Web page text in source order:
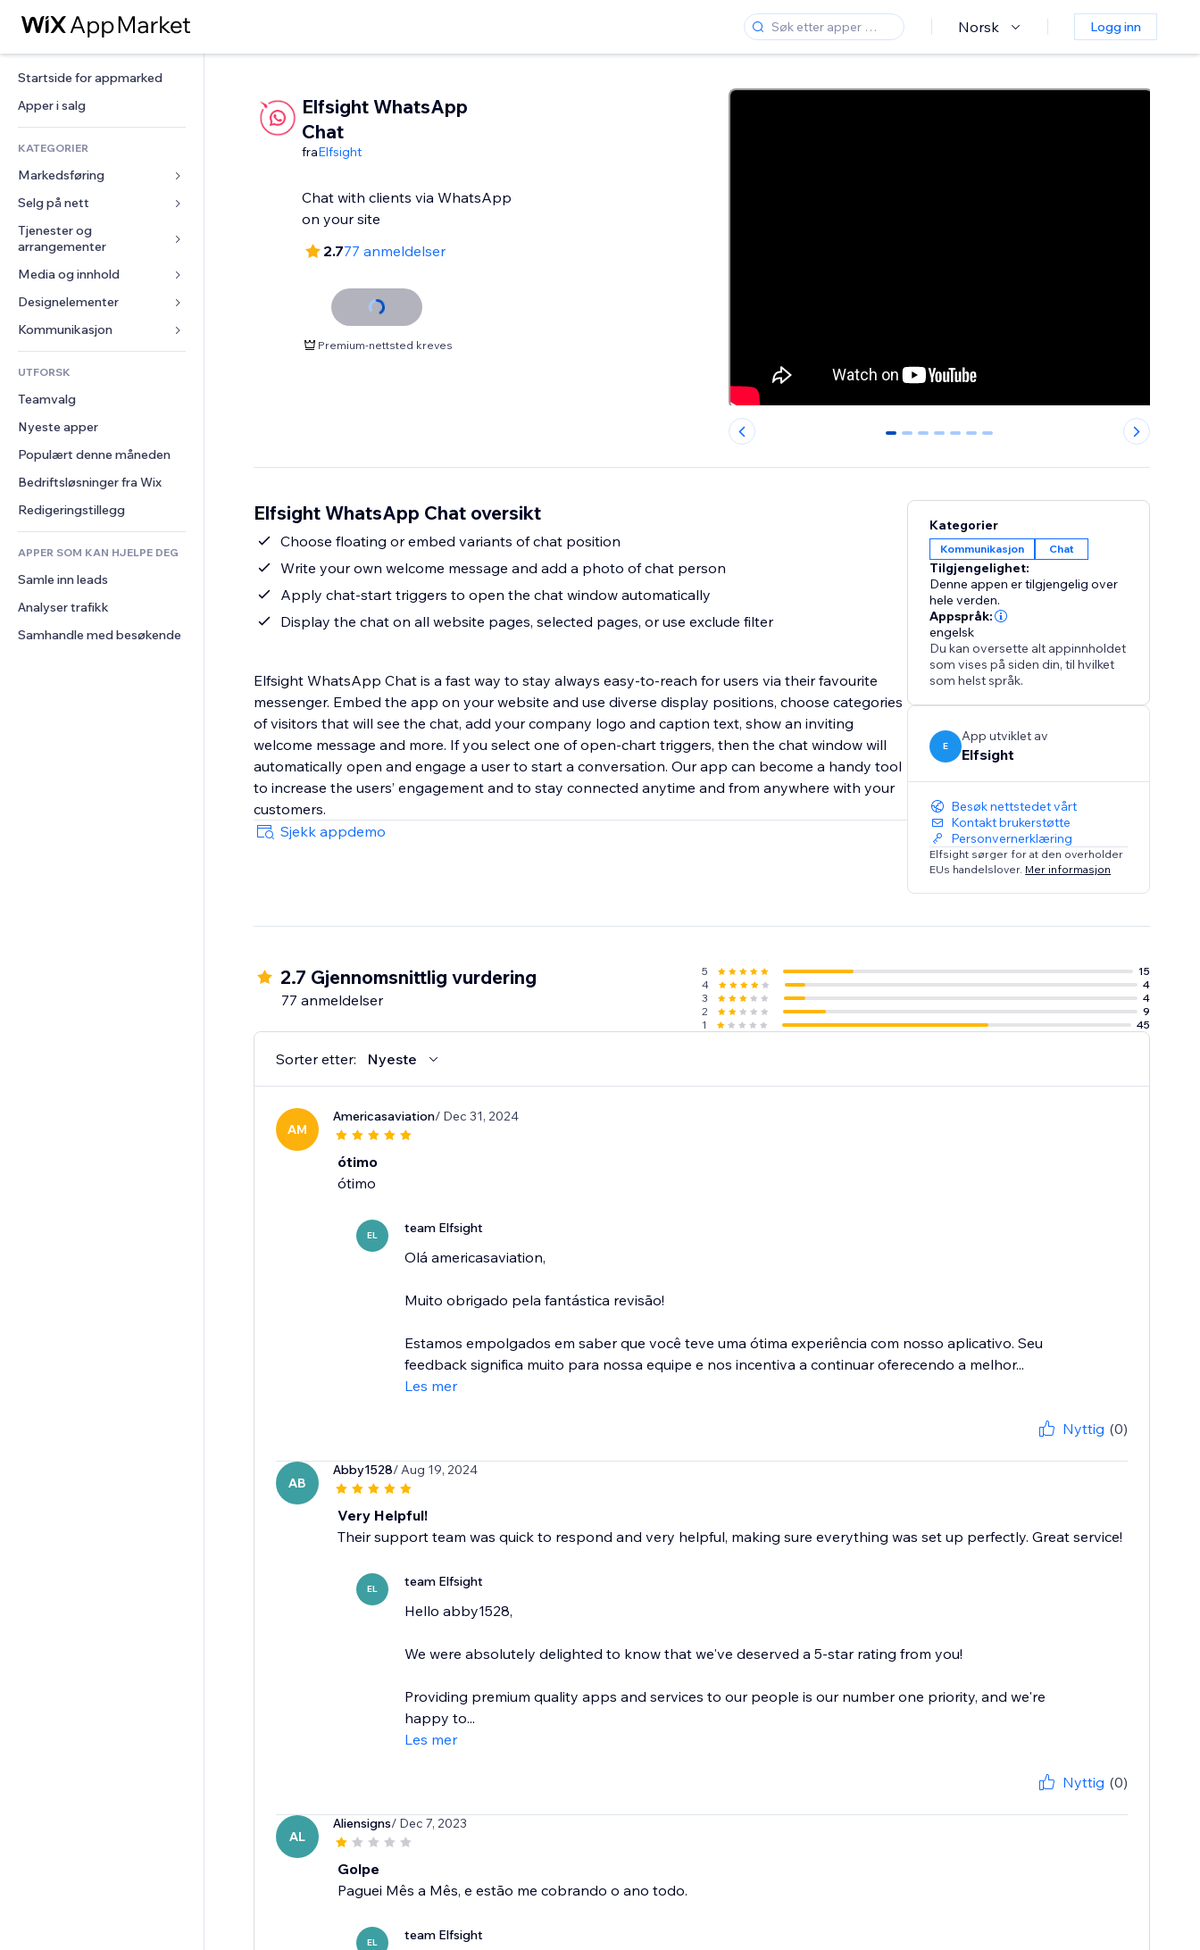
Norsk Logg inn
Startside for appmarked
Apper i salg
KATEGORIER
Markedsføring
Annonser
Mobil
Analyser
Sosiale medier
SEO
Engasjement
Nettstedsoppføringer
E-post
Konvertering
Selg på nett
Apper for butikker
Frakt og levering
Selg-knapper
Nettkurs
On-demand-utskrift
Regnskap
Kuponger og fordelsprogram
Lagerløsninger
Dropshipping
Priser og abonnement
Folkefinansiering
Mat og drikke
Tjenester og
arrangementer
Hoteller
Arrangementer
Restauranter
Eiendom
Bookinger
Media og innhold
Galleri
Musikk
Podkaster
Fotografi
Video
PDF
Fildeling
Nyheter
Designelementer
Kart og navigasjon
Personvern og sikkerhet
Klokke
Sidemaler
Bildeeffekter
Knapper og menyer
Bannere og merker
Kalkulatorer
Søk
Vær
Diagrammer og tabeller
Skjemaer
Avstemninger
Chat
Kommentarer
Telefon
Samfunn
Anmeldelser og
UTFORSK
Teamvalg
Nyeste apper
Populært denne måneden
Bedriftsløsninger fra Wix
Redigeringstillegg
APPER SOM KAN HJELPE DEG
Samle inn leads
Analyser trafikk
Samhandle med besøkende
Elfsight WhatsApp
Chat
fraElfsight
Chat with clients via WhatsApp
2.777 anmeldelser
Premium-nettsted kreves
0 1 2 3 4 5 6
Elfsight WhatsApp Chat oversikt
Сhoose floating or embed variants of chat position
Write your own welcome message and add a photo of chat person
Apply chat-start triggers to open the chat window automatically
Display the chat on all website pages, selected pages, or use exclude filter
Elfsight WhatsApp Chat is a fast way to stay always easy-to-reach for users via their favourite
messenger. Embed the app on your website and use diverse display positions, choose categories
of visitors that will see the chat, add your company logo and caption text, show an inviting
welcome message and more. If you select one of open-chart triggers, then the chat window will
automatically open and engage a user to start a conversation. Our app can become a handy tool
to increase the users’ engagement and to stay connected anytime and from anywhere with your
customers.
Sjekk appdemo
Kategorier
Kommunikasjon Chat
Tilgjengelighet:
Denne appen er tilgjengelig over
hele verden.
Appspråk:
engelsk
Du kan oversette alt appinnholdet
som vises på siden din, til hvilket
som helst språk.
E
App utviklet av
Elfsight
Besøk nettstedet vårt
Kontakt brukerstøtte
Personvernerklæring
Elfsight sørger for at den overholder
EUs handelslover. Mer informasjon
2.7 Gjennomsnittlig vurdering
77 anmeldelser
5
15
4
4
3
4
2
9
1
45
Sorter etter: Nyeste
AM
Americasaviation/ Dec 31, 2024
ótimo
ótimo
EL team Elfsight
Olá americasaviation,
Muito obrigado pela fantástica revisão!
Estamos empolgados em saber que você teve uma ótima experiência com nosso aplicativo. Seu
feedback significa muito para nossa equipe e nos incentiva a continuar oferecendo a melhor...
Les mer
Nyttig (0)
AB
Abby1528/ Aug 19, 2024
Very Helpful!
Their support team was quick to respond and very helpful, making sure everything was set up perfectly. Great service!
EL team Elfsight
Hello abby1528,
We were absolutely delighted to know that we've deserved a 5-star rating from you!
Providing premium quality apps and services to our people is our number one priority, and we're
happy to...
Les mer
Nyttig (0)
AL
Aliensigns/ Dec 7, 2023
Golpe
Paguei Mês a Mês, e estão me cobrando o ano todo.
EL team Elfsight